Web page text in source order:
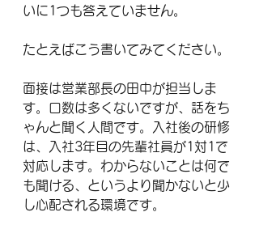
いに1つも答えていません。
たとえばこう書いてみてください。
面接は営業部長の田中が担当しま
す。口数は多くないですが、話をち
ゃんと聞く人間です。入社後の研修
は、入社3年目の先輩社員が1対1で
対応します。わからないことは何で
も聞ける、というより聞かないと少
し心配される環境です。